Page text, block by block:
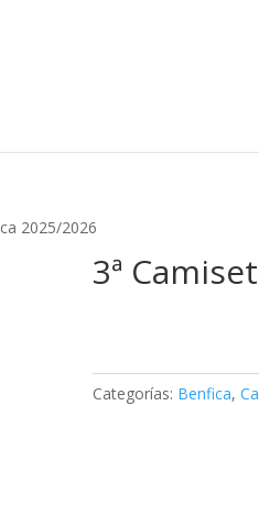
2025/2026
3ª
Categorías: Benfica,